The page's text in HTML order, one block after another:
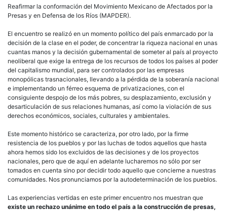
Reafirmar la conformación del Movimiento Mexicano de Afectados por la
Presas y en Defensa de los Ríos (MAPDER).
El encuentro se realizó en un momento político del país enmarcado por la
decisión de la clase en el poder, de concentrar la riqueza nacional en unas
cuantas manos y la decisión gubernamental de someter al país al proyecto
neoliberal que exige la entrega de los recursos de todos los países al poder
del capitalismo mundial, para ser controlados por las empresas
monopólicas trasnacionales, llevando a la pérdida de la soberanía nacional
e implementando un férreo esquema de privatizaciones, con el
consiguiente despojo de los más pobres, su desplazamiento, exclusión y
desarticulación de sus relaciones humanas, así como la violación de sus
derechos económicos, sociales, culturales y ambientales.
Este momento histórico se caracteriza, por otro lado, por la firme
resistencia de los pueblos y por las luchas de todos aquellos que hasta
ahora hemos sido los excluidos de las decisiones y de los proyectos
nacionales, pero que de aquí en adelante lucharemos no sólo por ser
tomados en cuenta sino por decidir todo aquello que concierne a nuestras
comunidades. Nos pronunciamos por la autodeterminación de los pueblos.
Las experiencias vertidas en este primer encuentro nos muestran que
existe un rechazo unánime en todo el país a la construcción de presas,